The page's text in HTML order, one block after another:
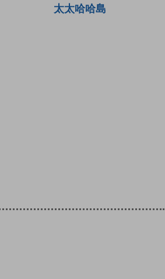
太太哈哈島